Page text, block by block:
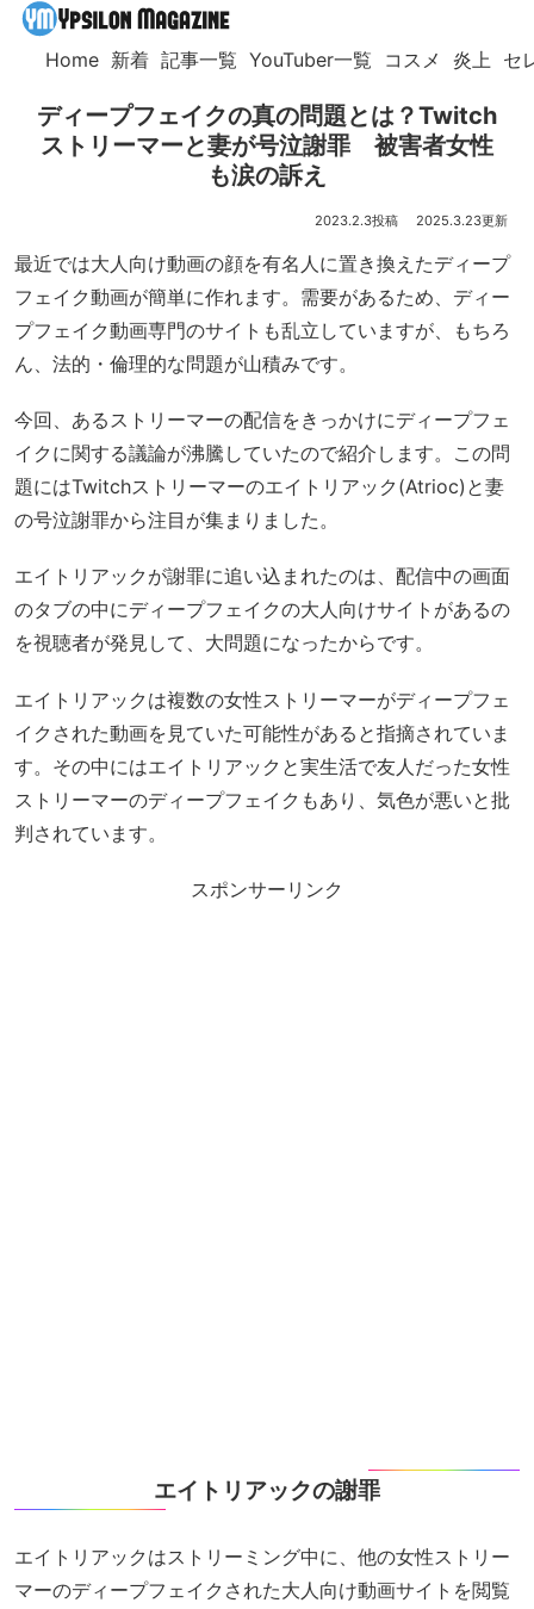
Home 新着 記事一覧 YouTuber一覧 コスメ 炎上 セ
ディープフェイクの真の問題とは？Twitch
ストリーマーと妻が号泣謝罪 被害者女性
も涙の訴え
2023.2.3 2025.3.23
最近では大人向け動画の顔を有名人に置き換えたディープ
フェイク動画が簡単に作れます。需要があるため、ディー
プフェイク動画専門のサイトも乱立していますが、もちろ
ん、法的・倫理的な問題が山積みです。
今回、あるストリーマーの配信をきっかけにディープフェ
イクに関する議論が沸騰していたので紹介します。この問
題にはTwitchストリーマーのエイトリアック(Atrioc)と妻
の号泣謝罪から注目が集まりました。
エイトリアックが謝罪に追い込まれたのは、配信中の画面
のタブの中にディープフェイクの大人向けサイトがあるの
を視聴者が発見して、大問題になったからです。
エイトリアックは複数の女性ストリーマーがディープフェ
イクされた動画を見ていた可能性があると指摘されていま
す。その中にはエイトリアックと実生活で友人だった女性
ストリーマーのディープフェイクもあり、気色が悪いと批
判されています。
スポンサーリンク
エイトリアックの謝罪
エイトリアックはストリーミング中に、他の女性ストリー
マーのディープフェイクされた大人向け動画サイトを閲覧